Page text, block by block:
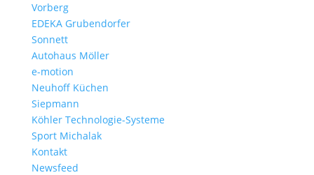
Vorberg
EDEKA Grubendorfer
Sonnett
Autohaus Möller
e-motion
Neuhoff Küchen
Siepmann
Köhler Technologie-Systeme
Sport Michalak
Kontakt
Newsfeed